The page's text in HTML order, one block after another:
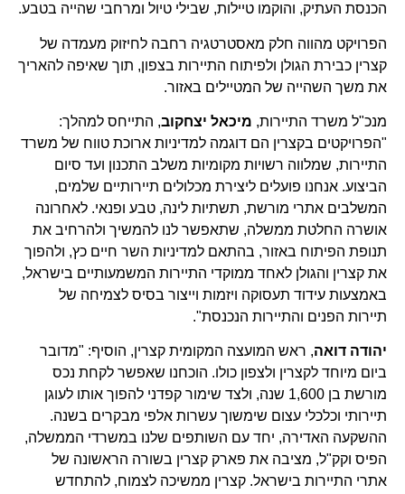
הכנסת העתיק, והוקמו טיילות, שבילי טיול ומרחבי שהייה בטבע.
הפרויקט מהווה חלק מאסטרטגיה רחבה לחיזוק מעמדה של
קצרין כבירת הגולן ולפיתוח התיירות בצפון, תוך שאיפה להאריך
את משך השהייה של המטיילים באזור.
מנכ"ל משרד התיירות, מיכאל יצחקוב, התייחס למהלך:
"הפרויקטים בקצרין הם דוגמה למדיניות ארוכת טווח של משרד
התיירות, שמלווה רשויות מקומיות משלב התכנון ועד סיום
הביצוע. אנחנו פועלים ליצירת מכלולים תיירותיים שלמים,
המשלבים אתרי מורשת, תשתיות לינה, טבע ופנאי. לאחרונה
אושרה החלטת ממשלה, שתאפשר לנו להמשיך ולהרחיב את
תנופת הפיתוח באזור, בהתאם למדיניות השר חיים כץ, ולהפוך
את קצרין והגולן לאחד ממוקדי התיירות המשמעותיים בישראל,
באמצעות עידוד תעסוקה ויזמות וייצור בסיס לצמיחה של
תיירות הפנים והתיירות הנכנסת".
יהודה דואה, ראש המועצה המקומית קצרין, הוסיף: "מדובר
ביום מיוחד לקצרין ולצפון כולו. הוכחנו שאפשר לקחת נכס
מורשת בן 1,600 שנה, ולצד שימור קפדני להפוך אותו לעוגן
תיירותי וכלכלי עצום שימשוך עשרות אלפי מבקרים בשנה.
ההשקעה האדירה, יחד עם השותפים שלנו במשרדי הממשלה,
הפיס וקק"ל, מציבה את פארק קצרין בשורה הראשונה של
אתרי התיירות בישראל. קצרין ממשיכה לצמוח, להתחדש